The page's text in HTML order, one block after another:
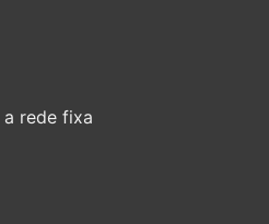
a rede fixa